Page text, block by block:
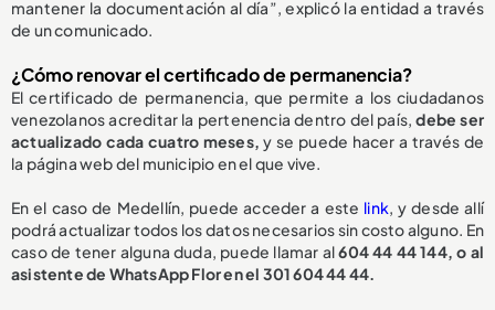
mantener la documentación al día”, explicó la entidad a través
de un comunicado.
¿Cómo renovar el certificado de permanencia?
El certificado de permanencia, que permite a los ciudadanos
venezolanos acreditar la pertenencia dentro del país, debe ser
actualizado cada cuatro meses,y se puede hacer a través de
la página web del municipio en el que vive.
En el caso de Medellín, puede acceder a este link, y desde allí
podrá actualizar todos los datos necesarios sin costo alguno. En
caso de tener alguna duda, puede llamar al604 44 44 144, o al
asistente de WhatsApp Flor en el 301 604 44 44.